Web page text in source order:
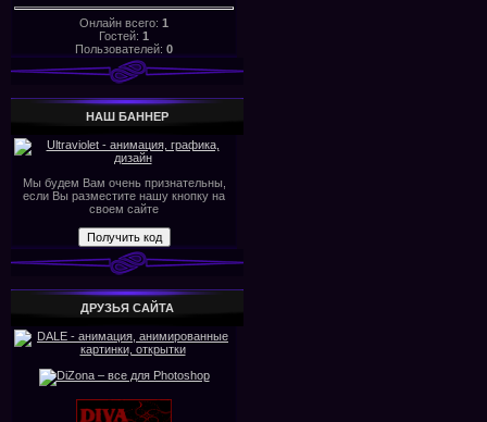
Онлайн всего: 1
Гостей: 1
Пользователей: 0
НАШ БАHHЕР
Мы будем Вам очень признательны,
если Вы разместите нашу кнопку на
своем сайте
ДРУЗЬЯ САЙТА